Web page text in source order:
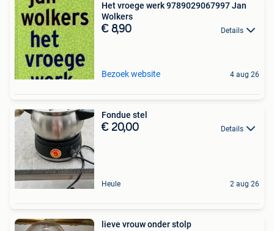
Het vroege werk 9789029067997 Jan
Wolkers
€ 8,90 Details
Bezoek website 4 aug 26
Fondue stel
€ 20,00 Details
Heule 2 aug 26
lieve vrouw onder stolp